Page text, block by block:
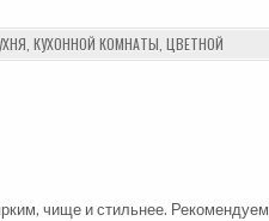
КУХОННОЙ КОМНАТЫ ЦВЕТНОЙ
чище и стильнее. Рекомендуем